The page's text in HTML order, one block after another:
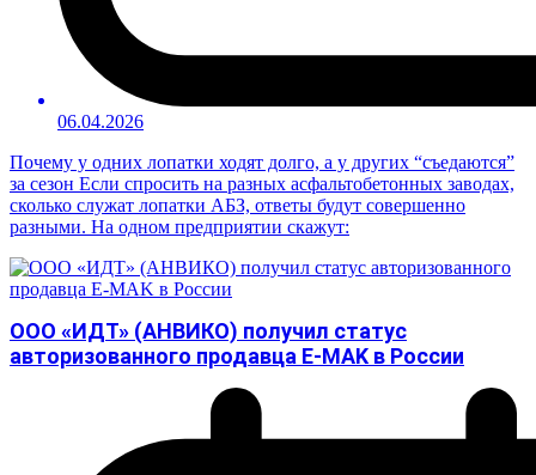
06.04.2026
Почему у одних лопатки ходят долго, а у других “съедаются”
за сезон Если спросить на разных асфальтобетонных заводах,
сколько служат лопатки АБЗ, ответы будут совершенно
разными. На одном предприятии скажут:
ООО «ИДТ» (АНВИКО) получил статус
авторизованного продавца E-MAK в России